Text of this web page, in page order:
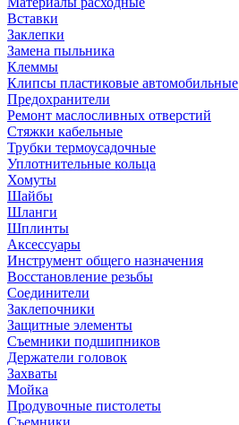
Вставки
Заклепки
Замена пыльника
Клеммы
Клипсы пластиковые автомобильные
Предохранители
Ремонт маслосливных отверстий
Стяжки кабельные
Трубки термоусадочные
Уплотнительные кольца
Хомуты
Шайбы
Шланги
Шплинты
Аксессуары
Инструмент общего назначения
Восстановление резьбы
Соединители
Заклепочники
Защитные элементы
Съемники подшипников
Держатели головок
Захваты
Мойка
Продувочные пистолеты
Съемники